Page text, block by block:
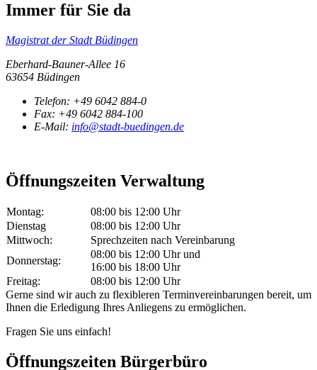
Immer für Sie da
Magistrat der Stadt Büdingen
Eberhard-Bauner-Allee 16
63654 Büdingen
Telefon: +49 6042 884-0
Fax: +49 6042 884-100
E-Mail: info@stadt-buedingen.de
Öffnungszeiten Verwaltung
Montag:
08:00 bis 12:00 Uhr
Dienstag
08:00 bis 12:00 Uhr
Mittwoch:
Sprechzeiten nach Vereinbarung
Donnerstag:
08:00 bis 12:00 Uhr und
16:00 bis 18:00 Uhr
Freitag:
08:00 bis 12:00 Uhr
Gerne sind wir auch zu flexibleren Terminvereinbarungen bereit, um
Ihnen die Erledigung Ihres Anliegens zu ermöglichen.
Fragen Sie uns einfach!
Öffnungszeiten Bürgerbüro